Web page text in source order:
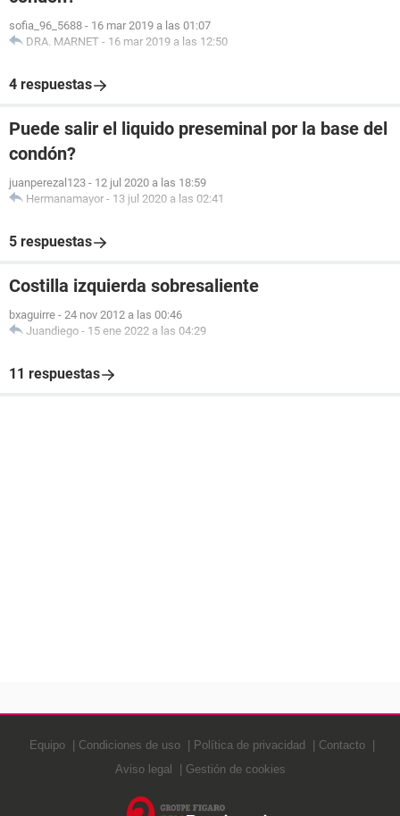
sofia_96_5688 - 16 mar 2019 a las 01:07
DRA. MARNET - 16 mar 2019 a las 12:50
4 respuestas
Puede salir el liquido preseminal por la base del
condón?
juanperezal123 - 12 jul 2020 a las 18:59
Hermanamayor - 13 jul 2020 a las 02:41
5 respuestas
Costilla izquierda sobresaliente
bxaguirre - 24 nov 2012 a las 00:46
Juandiego - 15 ene 2022 a las 04:29
11 respuestas
Equipo Condiciones de uso Política de privacidad
Contacto
Aviso legal
Gestión de cookies